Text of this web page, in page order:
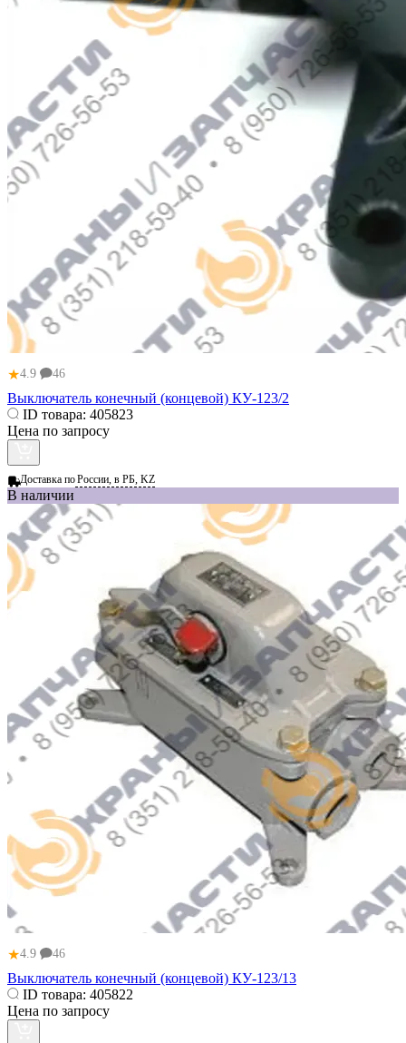
★4.9 46
Выключатель конечный (концевой) КУ-123/2
ID товара: 405823
Цена по запросу
Доставка поРоссии, в РБ, KZ
В наличии
★4.9 46
Выключатель конечный (концевой) КУ-123/13
ID товара: 405822
Цена по запросу